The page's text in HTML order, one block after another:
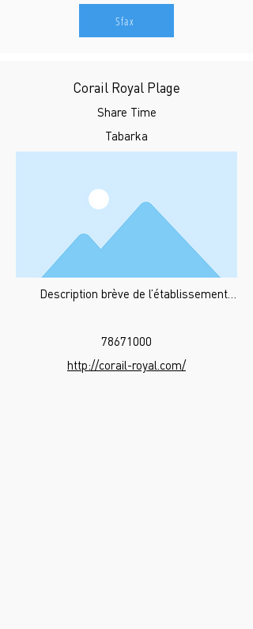
Sfax
Corail Royal Plage
Share Time
Tabarka
Description brève de l’établissement…
78671000
http://corail-royal.com/